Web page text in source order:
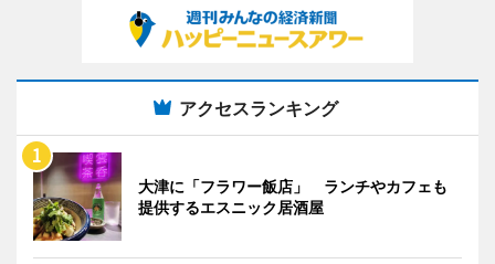
アクセスランキング
大津に「フラワー飯店」 ランチやカフェも
提供するエスニック居酒屋